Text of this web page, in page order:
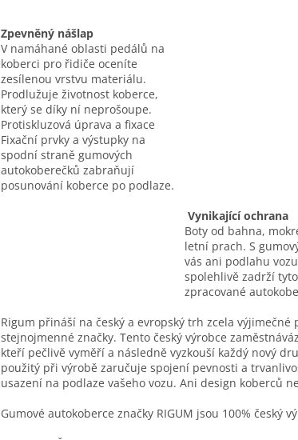
Zpevněný nášlap
V namáhané oblasti pedálů na
koberci pro řidiče oceníte
zesílenou vrstvu materiálu.
Prodlužuje životnost koberce,
který se díky ní neprošoupe.
Protiskluzová úprava a fixace
Fixační prvky a výstupky na
spodní straně gumových
autokoberečků zabraňují
posunování koberce po podlaze.
Vynikající ochrana
Boty od bahna,
letní prach. S
vás ani podlahu
spolehlivě zadrží
zpracované
Rigum přináší na český a evropský trh zcela výjimečné
stejnojmenné značky. Tento český výrobce
kteří pečlivě vyměří a následně vyzkouší každý nový
použitý při výrobě zaručuje spojení pevnosti a
usazení na podlaze vašeho vozu. Ani design koberců
Gumové autokoberce značky RIGUM jsou 100% český